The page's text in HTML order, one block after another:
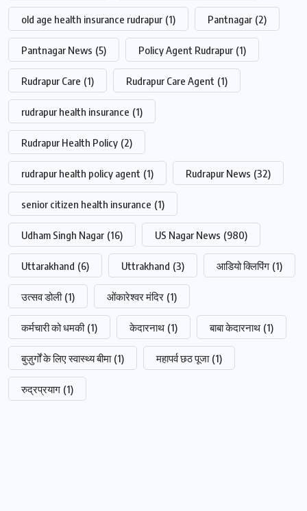
old age health insurance rudrapur (1) Pantnagar (2)
Pantnagar News (5) Policy Agent Rudrapur (1)
Rudrapur Care (1) Rudrapur Care Agent (1)
rudrapur health insurance (1)
Rudrapur Health Policy (2)
rudrapur health policy agent (1) Rudrapur News (32)
senior citizen health insurance (1)
Udham Singh Nagar (16) US Nagar News (980)
Uttarakhand (6) Uttrakhand (3) आडियो क्लिपिंग (1)
उत्सव डोली (1) ओंकारेश्वर मंदिर (1)
कर्मचारी को धमकी (1) केदारनाथ (1) बाबा केदारनाथ (1)
बुज़ुर्गों के लिए स्वास्थ्य बीमा (1) महापर्व छठ पूजा (1)
रुद्रप्रयाग (1)